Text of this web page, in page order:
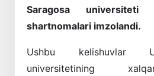
Saragosa
shartnomalari imzolandi.
Ushbu kelishuvlar
universitetining